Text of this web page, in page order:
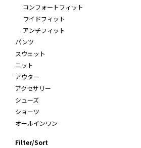
コンフォートフィット
ワイドフィット
アンチフィット
パンツ
スウェット
ニット
アウター
アクセサリー
シューズ
ショーツ
オールインワン
Filter/Sort